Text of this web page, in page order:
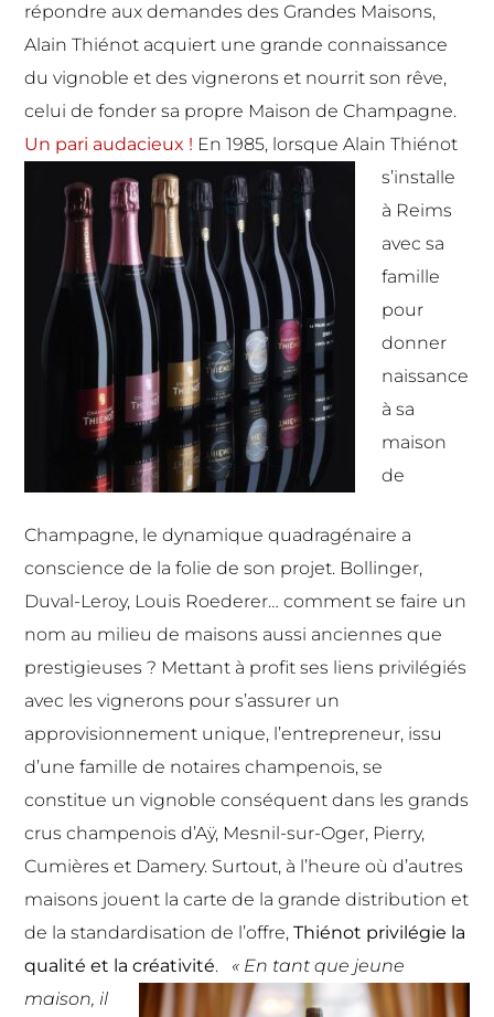
répondre aux demandes des Grandes Maisons,
Alain Thiénot acquiert une grande connaissance
du vignoble et des vignerons et nourrit son rêve,
celui de fonder sa propre Maison de Champagne.
Un pari audacieux ! En 1985, lorsque Alain Thiénot
s’installe
à Reims
avec sa
famille
pour
donner
naissance
à sa
maison
de
Champagne, le dynamique quadragénaire a
conscience de la folie de son projet. Bollinger,
Duval-Leroy, Louis Roederer… comment se faire un
nom au milieu de maisons aussi anciennes que
prestigieuses ? Mettant à profit ses liens privilégiés
avec les vignerons pour s’assurer un
approvisionnement unique, l’entrepreneur, issu
d’une famille de notaires champenois, se
constitue un vignoble conséquent dans les grands
crus champenois d’Aÿ, Mesnil-sur-Oger, Pierry,
Cumières et Damery. Surtout, à l’heure où d’autres
maisons jouent la carte de la grande distribution et
de la standardisation de l’offre,Thiénot privilégie la
qualité et la créativité. « En tant que jeune
maison, il